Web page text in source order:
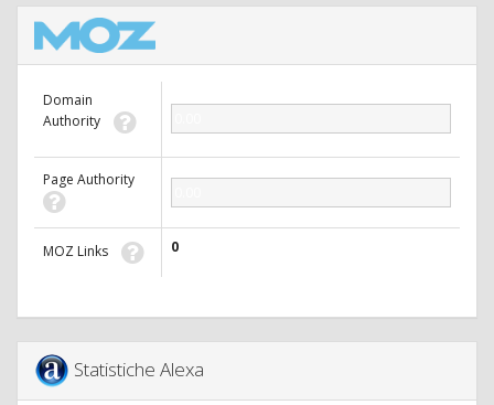
Domain
Authority
Page Authority
MOZ Links 0
Statistiche Alexa